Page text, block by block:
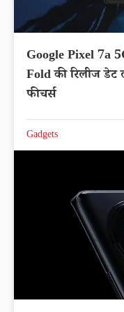
Google Pixel 7a
Fold की रिलीज
फीचर्स
Gadgets